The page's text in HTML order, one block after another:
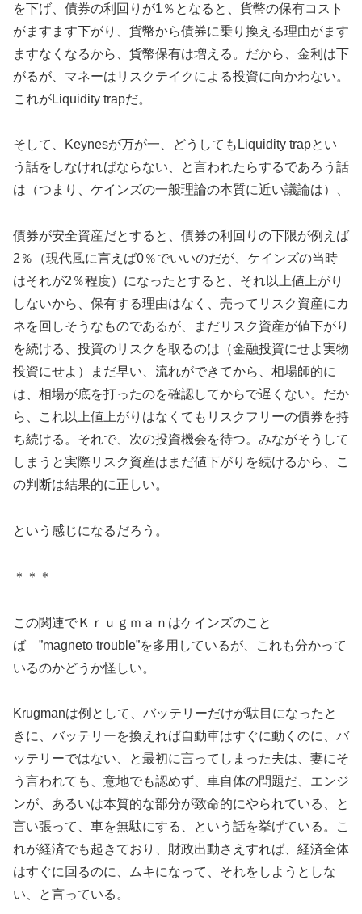
を下げ、債券の利回りが1％となると、貨幣の保有コスト
がますます下がり、貨幣から債券に乗り換える理由がます
ますなくなるから、貨幣保有は増える。だから、金利は下
がるが、マネーはリスクテイクによる投資に向かわない。
これがLiquidity trapだ。
そして、Keynesが万が一、どうしてもLiquidity trapとい
う話をしなければならない、と言われたらするであろう話
は（つまり、ケインズの一般理論の本質に近い議論は）、
債券が安全資産だとすると、債券の利回りの下限が例えば
2％（現代風に言えば0％でいいのだが、ケインズの当時
はそれが2％程度）になったとすると、それ以上値上がり
しないから、保有する理由はなく、売ってリスク資産にカ
ネを回しそうなものであるが、まだリスク資産が値下がり
を続ける、投資のリスクを取るのは（金融投資にせよ実物
投資にせよ）まだ早い、流れができてから、相場師的に
は、相場が底を打ったのを確認してからで遅くない。だか
ら、これ以上値上がりはなくてもリスクフリーの債券を持
ち続ける。それで、次の投資機会を待つ。みながそうして
しまうと実際リスク資産はまだ値下がりを続けるから、こ
の判断は結果的に正しい。
という感じになるだろう。
＊＊＊
この関連でＫｒｕｇｍａｎはケインズのこと
ば ”magneto trouble”を多用しているが、これも分かって
いるのかどうか怪しい。
Krugmanは例として、バッテリーだけが駄目になったと
きに、バッテリーを換えれば自動車はすぐに動くのに、バ
ッテリーではない、と最初に言ってしまった夫は、妻にそ
う言われても、意地でも認めず、車自体の問題だ、エンジ
ンが、あるいは本質的な部分が致命的にやられている、と
言い張って、車を無駄にする、という話を挙げている。こ
れが経済でも起きており、財政出動さえすれば、経済全体
はすぐに回るのに、ムキになって、それをしようとしな
い、と言っている。